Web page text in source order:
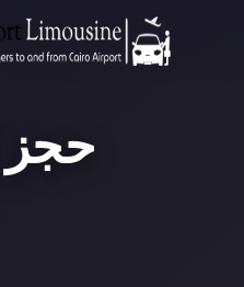
حجز